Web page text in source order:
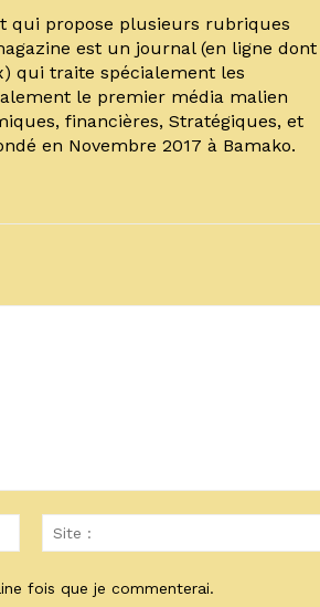
qui propose plusieurs rubriques
est un journal (en ligne dont
qui traite spécialement les
le premier média malien
financières, Stratégiques, et
en Novembre 2017 à Bamako.
Email
:*
fois que je commenterai.